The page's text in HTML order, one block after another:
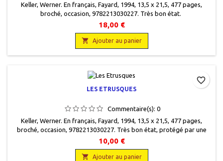
Keller, Werner. En français, Fayard, 1994, 13,5 x 21,5, 477 pages,
broché, occasion, 9782213030227. Très bon état.
18,00 €
 Ajouter au panier
LES ETRUSQUES
Commentaire(s): 0
Keller, Werner. En français, Fayard, 1994, 13,5 x 21,5, 477 pages,
broché, occasion, 9782213030227. Très bon état, protégé par une
couverture plastique, transparente, nombreuses annotations au
crayon de papier .
10,00 €
 Ajouter au panier
favorite_border